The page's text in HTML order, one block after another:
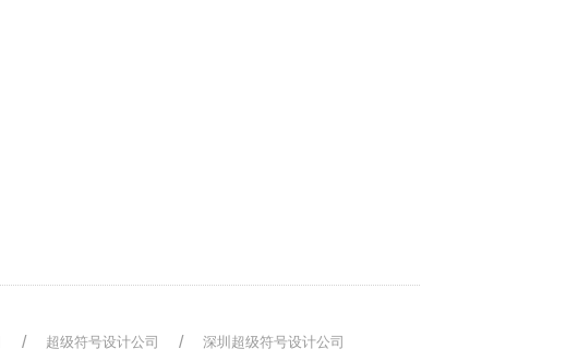
超级符号设计公司 深圳超级符号设计公司